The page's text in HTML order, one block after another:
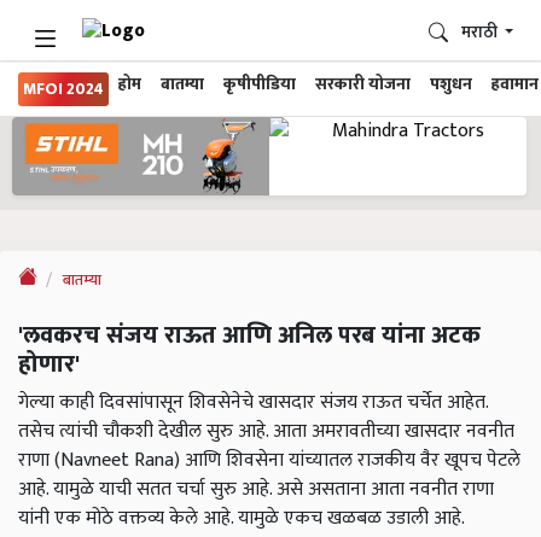
MFOI 2024 होम बातम्या कृषीपीडिया सरकारी योजना पशुधन हवामान
मराठी
बातम्या
'लवकरच संजय राऊत आणि अनिल परब यांना अटक
होणार'
गेल्या काही दिवसांपासून शिवसेनेचे खासदार संजय राऊत चर्चेत आहेत.
तसेच त्यांची चौकशी देखील सुरु आहे. आता अमरावतीच्या खासदार नवनीत
राणा (Navneet Rana) आणि शिवसेना यांच्यातल राजकीय वैर खूपच पेटले
आहे. यामुळे याची सतत चर्चा सुरु आहे. असे असताना आता नवनीत राणा
यांनी एक मोठे वक्तव्य केले आहे. यामुळे एकच खळबळ उडाली आहे.